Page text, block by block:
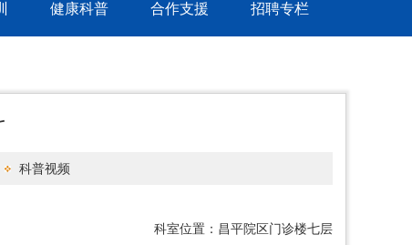
健康科普 合作支援 招聘专栏
科普视频
科室位置： 昌平院区门诊楼七层